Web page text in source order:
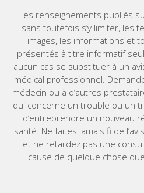
Les renseignements publiés
sans toutefois s’y limiter, les
images, les informations et
présentés à titre informatif
aucun cas se substituer à un
médical professionnel.
médecin ou à d’autres
qui concerne un trouble ou un
d’entreprendre un nouveau
santé. Ne faites jamais fi de
et ne retardez pas une
cause de quelque chose